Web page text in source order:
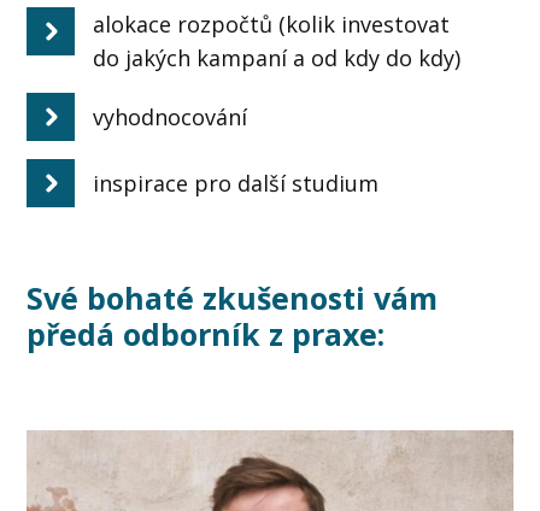
alokace rozpočtů (kolik investovat
do jakých kampaní a od kdy do kdy)
vyhodnocování
inspirace pro další studium
Své bohaté zkušenosti vám
předá odborník z praxe: